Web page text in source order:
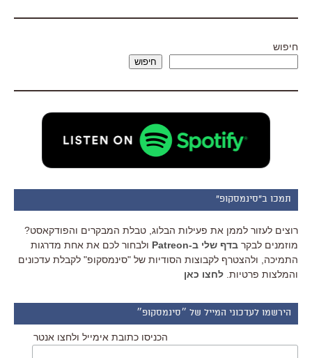
חיפוש
חיפוש
תמכו ב"סינמסקופ"
רוצים לעזור לממן את פעילות הבלוג, טבלת המבקרים והפודקאסט?
מוזמנים לבקר בדף שלי ב-Patreon
ולבחור לכם את אחת מדרגות
התמיכה, ולהצטרף לקבוצות הסודיות של "סינמסקופ" לקבלת עדכונים
והמלצות פרטיות. לחצו כאן
הירשמו לעדכוני המייל של ״סינמסקופ״
הכניסו כתובת אימייל ולחצו אנטר